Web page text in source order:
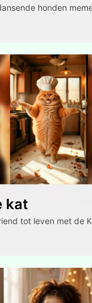
honden
kat
tot leven met de